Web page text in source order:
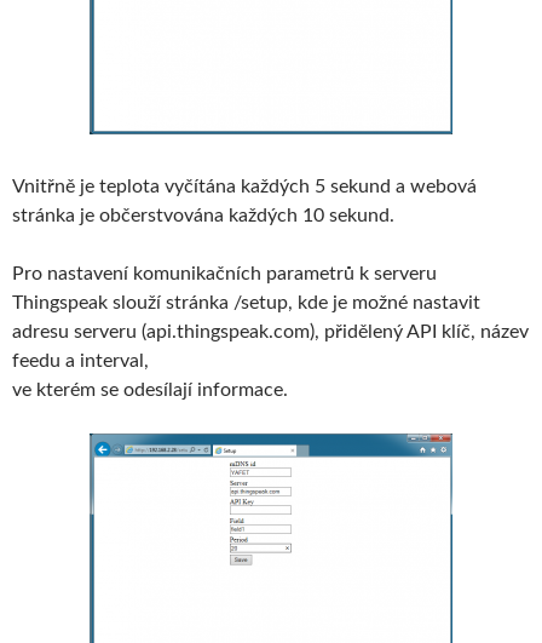
Vnitřně je teplota vyčítána každých 5 sekund a webová
stránka je občerstvována každých 10 sekund.
Pro nastavení komunikačních parametrů k serveru
Thingspeak slouží stránka /setup, kde je možné nastavit
adresu serveru (api.thingspeak.com), přidělený API klíč, název
feedu a interval,
ve kterém se odesílají informace.